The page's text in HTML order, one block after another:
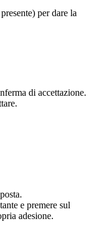
per dare la
di accettazione.
e premere sul
adesione.